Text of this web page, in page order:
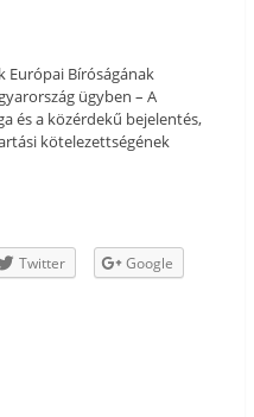
Európai Bíróságának
ügyben – A
és a közérdekű bejelentés,
kötelezettségének
Twitter
Google